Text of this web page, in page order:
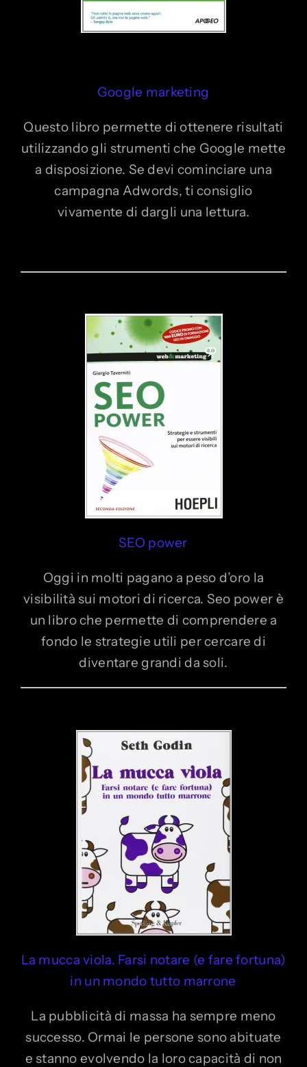
Google marketing
Questo libro permette di ottenere risultati
utilizzando gli strumenti che Google mette
a disposizione. Se devi cominciare una
campagna Adwords, ti consiglio
vivamente di dargli una lettura.
SEO power
Oggi in molti pagano a peso d’oro la
visibilità sui motori di ricerca. Seo power è
un libro che permette di comprendere a
fondo le strategie utili per cercare di
diventare grandi da soli.
La mucca viola. Farsi notare (e fare fortuna)
in un mondo tutto marrone
La pubblicità di massa ha sempre meno
successo. Ormai le persone sono abituate
e stanno evolvendo la loro capacità di non